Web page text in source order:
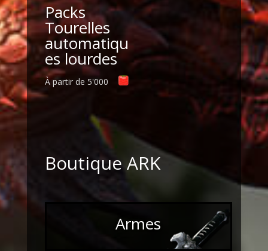
Packs
Tourelles
automatiqu
es lourdes
À partir de 5'000
Boutique ARK
Armes